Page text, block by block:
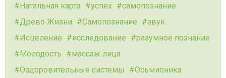
Натальная карта
успех
самопознание.
Древо Жизни
Самопознание
звук
Исцеление
исследование
разумное познание
Молодость
массаж лица
Оздоровительные системы
Осьмионика